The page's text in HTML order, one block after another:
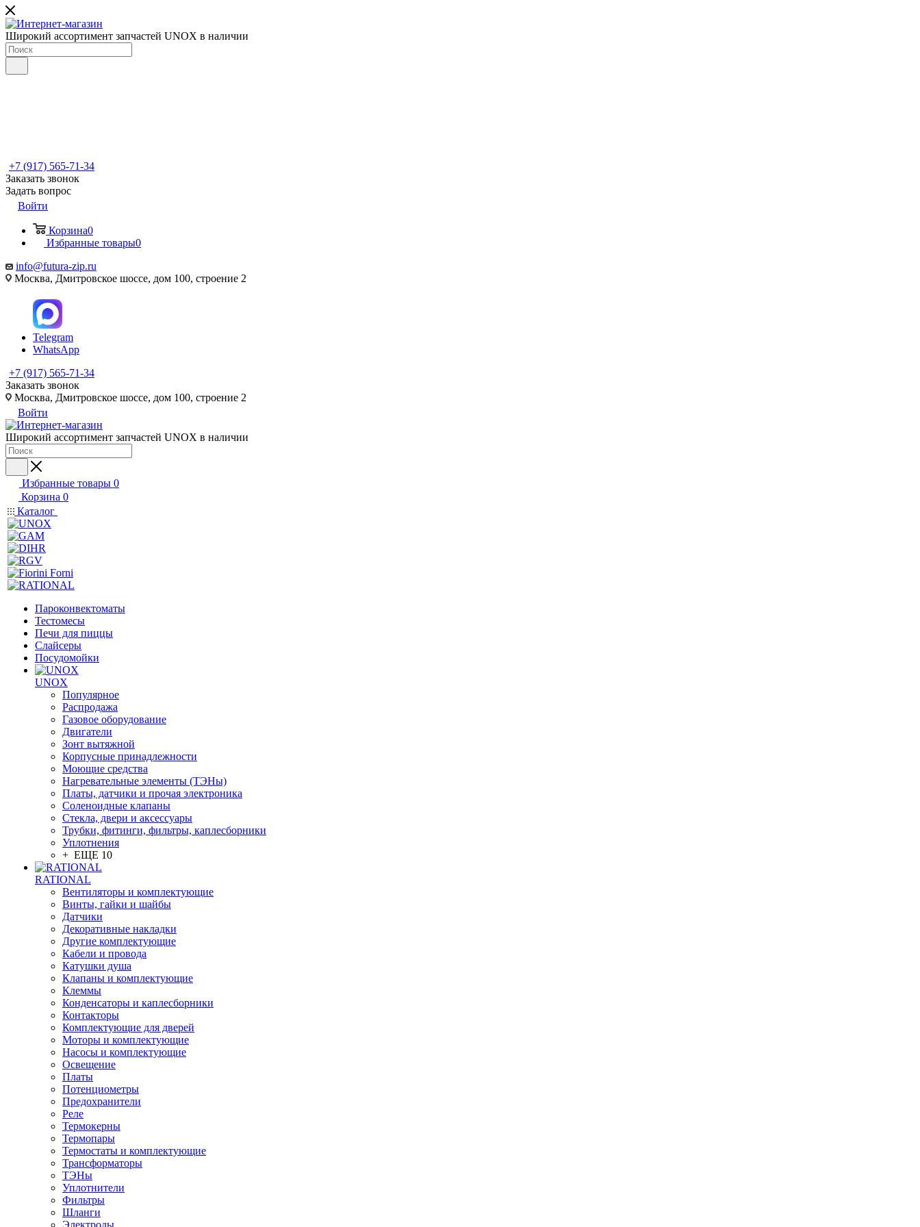
Широкий ассортимент запчастей UNOX в наличии
+7 (917) 565-71-34
Заказать звонок
Задать вопрос
Войти
Корзина0
Избранные товары0
info@futura-zip.ru
Москва, Дмитровское шоссе, дом 100, строение 2
Telegram
WhatsApp
+7 (917) 565-71-34
Заказать звонок
Москва, Дмитровское шоссе, дом 100, строение 2
Войти
Широкий ассортимент запчастей UNOX в наличии
Избранные товары 0
Корзина 0
Каталог
Пароконвектоматы
Тестомесы
Печи для пиццы
Слайсеры
Посудомойки
UNOX
Популярное
Распродажа
Газовое оборудование
Двигатели
Зонт вытяжной
Корпусные принадлежности
Моющие средства
Нагревательные элементы (ТЭНы)
Платы, датчики и прочая электроника
Соленоидные клапаны
Стекла, двери и аксессуары
Трубки, фитинги, фильтры, каплесборники
Уплотнения
+ ЕЩЕ 10
RATIONAL
Вентиляторы и комплектующие
Винты, гайки и шайбы
Датчики
Декоративные накладки
Другие комплектующие
Кабели и провода
Катушки душа
Клапаны и комплектующие
Клеммы
Конденсаторы и каплесборники
Контакторы
Комплектующие для дверей
Моторы и комплектующие
Насосы и комплектующие
Освещение
Платы
Потенциометры
Предохранители
Реле
Термокерны
Термопары
Термостаты и комплектующие
Трансформаторы
ТЭНы
Уплотнители
Фильтры
Шланги
Электроды